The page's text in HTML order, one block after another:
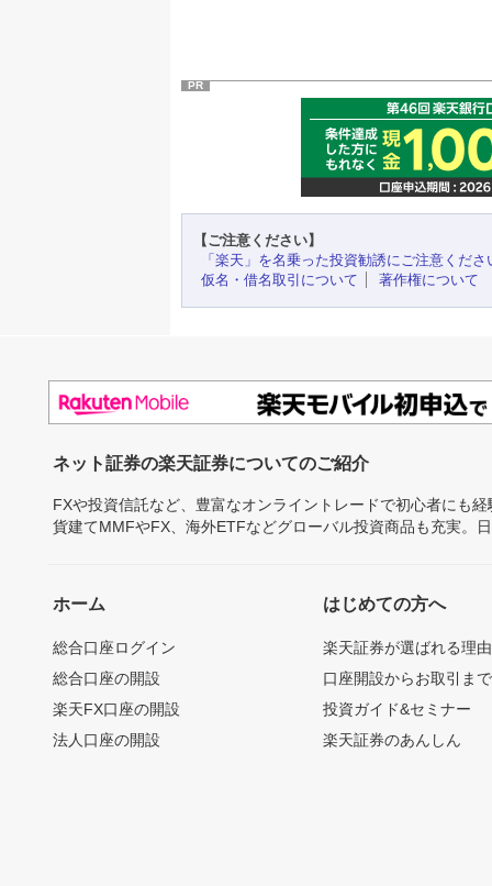
PR
【ご注意ください】
「楽天」を名乗った投資勧誘にご注意くださ
仮名・借名取引について
著作権について
ネット証券の楽天証券についてのご紹介
FXや投資信託など、豊富なオンライントレードで初心者にも
貨建てMMFやFX、海外ETFなどグローバル投資商品も充実。
ホーム
総合口座ログイン
総合口座の開設
楽天FX口座の開設
法人口座の開設
はじめての方へ
楽天証券が選ばれる理由
口座開設からお取引ま
投資ガイド&セミナー
楽天証券のあんしん